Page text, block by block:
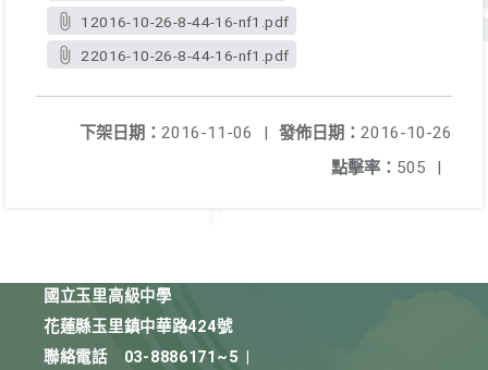
12016-10-26-8-44-16-nf1.pdf
22016-10-26-8-44-16-nf1.pdf
發佈日期： 2016-10-26
下架日期： 2016-11-06
|
點擊率： 505 |
國立玉里高級中學
花蓮縣玉里鎮中華路424號
聯絡電話
03-8886171~5